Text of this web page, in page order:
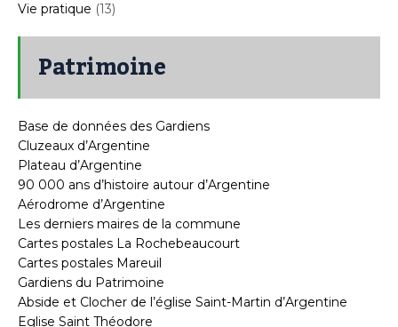
Vie pratique (13)
Patrimoine
Base de données des Gardiens
Cluzeaux d’Argentine
Plateau d’Argentine
90 000 ans d’histoire autour d’Argentine
Aérodrome d’Argentine
Les derniers maires de la commune
Cartes postales La Rochebeaucourt
Cartes postales Mareuil
Gardiens du Patrimoine
Abside et Clocher de l’église Saint-Martin d’Argentine
Eglise Saint Théodore